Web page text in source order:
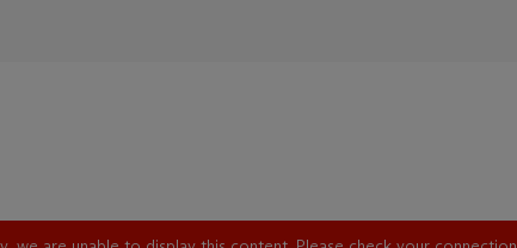
into weekly courtroom dramas and reality shows.
of the courts came early in his career. In 1832,
convicted and sentenced to six months'